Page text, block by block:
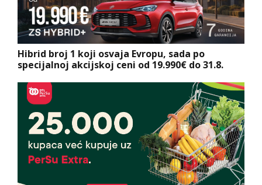
Hibrid broj 1 koji osvaja Evropu, sada po
specijalnoj akcijskoj ceni od 19.990€ do 31.8.